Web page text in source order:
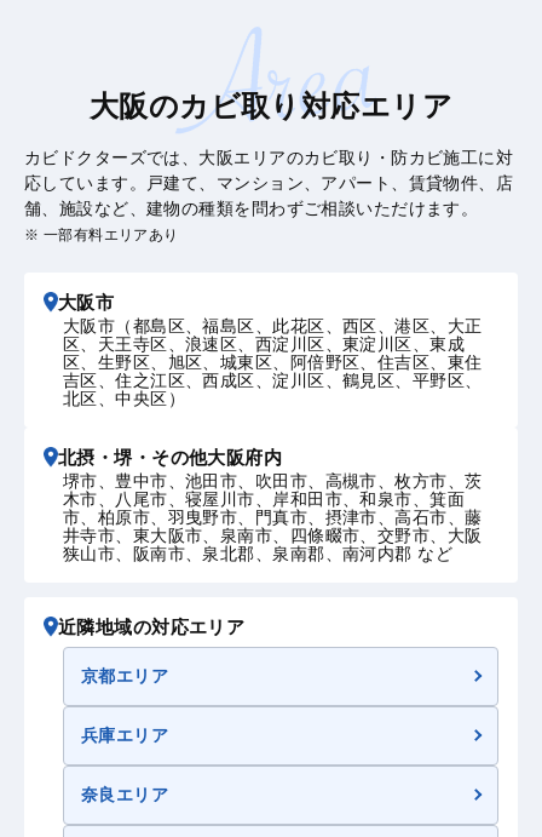
大阪のカビ取り対応エリア
カビドクターズでは、大阪エリアのカビ取り・防カビ施工に対
応しています。戸建て、マンション、アパート、賃貸物件、店
舗、施設など、建物の種類を問わずご相談いただけます。
※ 一部有料エリアあり
大阪市
大阪市（都島区、福島区、此花区、西区、港区、大正
区、天王寺区、浪速区、西淀川区、東淀川区、東成
区、生野区、旭区、城東区、阿倍野区、住吉区、東住
吉区、住之江区、西成区、淀川区、鶴見区、平野区、
北区、中央区）
北摂・堺・その他大阪府内
堺市、豊中市、池田市、吹田市、高槻市、枚方市、茨
木市、八尾市、寝屋川市、岸和田市、和泉市、箕面
市、柏原市、羽曳野市、門真市、摂津市、高石市、藤
井寺市、東大阪市、泉南市、四條畷市、交野市、大阪
狭山市、阪南市、泉北郡、泉南郡、南河内郡 など
近隣地域の対応エリア
京都エリア
兵庫エリア
奈良エリア